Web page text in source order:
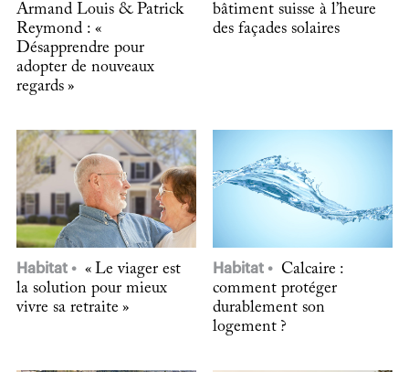
Armand Louis & Patrick
Reymond : «
Désapprendre pour
adopter de nouveaux
regards »
bâtiment suisse à l’heure
des façades solaires
Habitat
« Le viager est
la solution pour mieux
vivre sa retraite »
Habitat
Calcaire :
comment protéger
durablement son
logement ?